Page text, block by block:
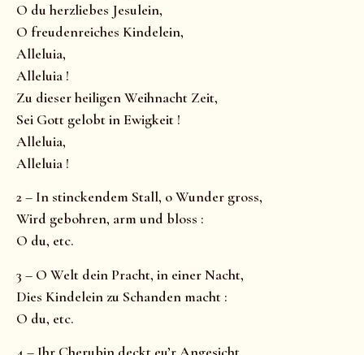
O du herzliebes Jesulein,
O freudenreiches Kindelein,
Alleluia,
Alleluia !
Zu dieser heiligen Weihnacht Zeit,
Sei Gott gelobt in Ewigkeit !
Alleluia,
Alleluia !
2 – In stinckendem Stall, o Wunder gross,
Wird gebohren, arm und bloss :
O du, etc.
3 – O Welt dein Pracht, in einer Nacht,
Dies Kindelein zu Schanden macht :
O du, etc.